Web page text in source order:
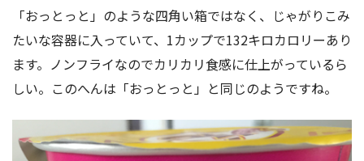
「おっとっと」のような四角い箱ではなく、じゃがりこみ
たいな容器に入っていて、1カップで132キロカロリーあり
ます。ノンフライなのでカリカリ食感に仕上がっているら
しい。このへんは「おっとっと」と同じのようですね。